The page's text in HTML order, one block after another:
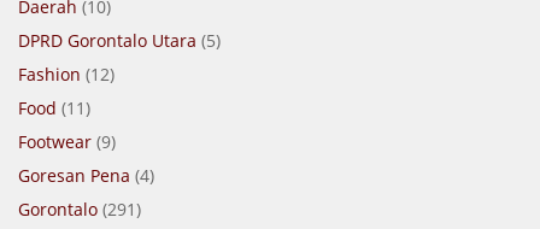
Daerah (10)
DPRD Gorontalo Utara (5)
Fashion (12)
Food (11)
Footwear (9)
Goresan Pena (4)
Gorontalo (291)